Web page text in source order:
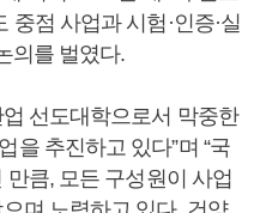
점 사업과 시험·인증·실
의를 벌였다.
선도대학으로서 막중한
을 추진하고 있다”며 “국
큼, 모든 구성원이 사업